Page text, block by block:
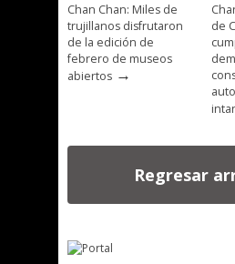
Chan Chan: Miles de
trujillanos disfrutaron
de la edición de
febrero de museos
abiertos →
de
Regresar